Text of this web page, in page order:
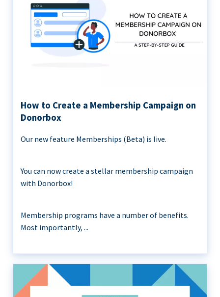
How to Create a Membership Campaign on
Donorbox
Our new feature Memberships (Beta) is live.
You can now create a stellar membership campaign
with Donorbox!
Membership programs have a number of benefits.
Most importantly, ...